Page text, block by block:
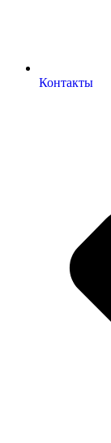
Контакты